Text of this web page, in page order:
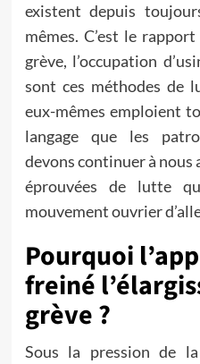
existent depuis
mêmes. C’est le
grève, l’occupation
sont ces méthodes de
eux-mêmes emploient
langage que les
devons continuer à nous
éprouvées de lutte
mouvement ouvrier
Pourquoi
freiné
grève ?
Sous la pression de